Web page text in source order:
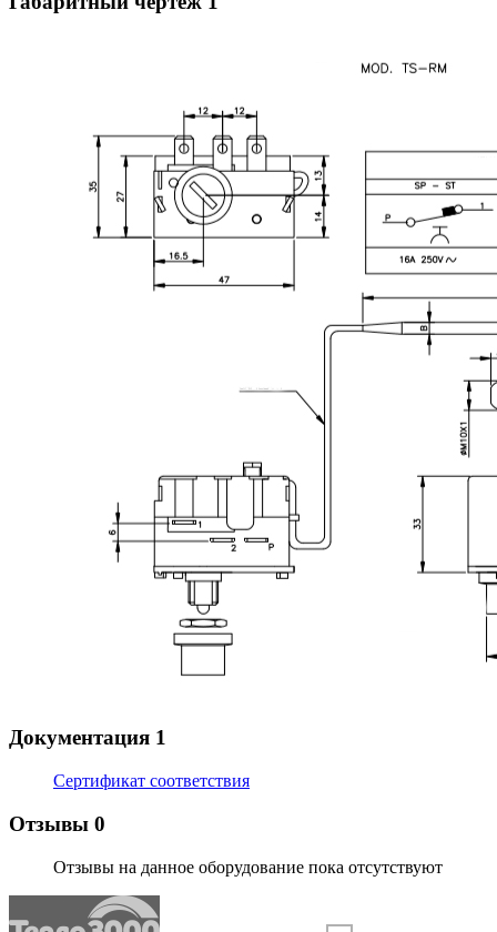
Документация 1
Сертификат соответствия
Отзывы 0
Отзывы на данное оборудование пока отсутствуют